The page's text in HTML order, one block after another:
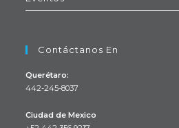
Contáctanos En
Querétaro:
442-245-8037
Ciudad de Mexico